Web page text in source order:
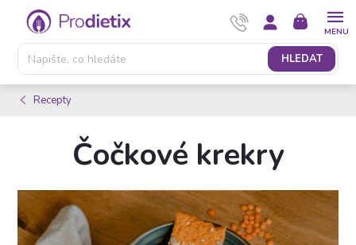
Přejít
obsah
HLEDAT
NÁKUPNÍ
KOŠÍK
Recepty
Čočkové krekry